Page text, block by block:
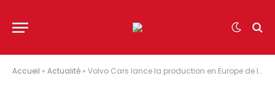
Accueil » Actualité » Volvo Cars lance la production en Europe de l’EX30